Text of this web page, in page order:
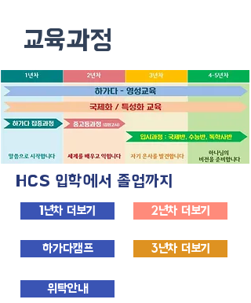
교육과정
HCS 입학에서 졸업까지
1년차 더보기
하가다캠프
2년차 더보기
3년차 더보기
위탁안내